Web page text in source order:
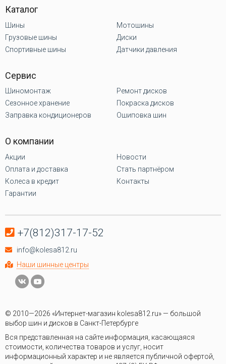
Каталог
Шины
Грузовые шины
Спортивные шины
Мотошины
Диски
Датчики давления
Сервис
Шиномонтаж
Сезонное хранение
Заправка кондиционеров
Ремонт дисков
Покраска дисков
Ошиповка шин
О компании
Акции
Оплата и доставка
Колеса в кредит
Гарантии
Новости
Стать партнёром
Контакты
+7(812)317-17-52
info@kolesa812.ru
Наши шинные центры
© 2010—2026 «Интернет-магазин kolesa812.ru» — большой
выбор шин и дисков в Санкт-Петербурге
Вся представленная на сайте информация, касающаяся
стоимости, количества товаров и услуг, носит
информационный характер и не является публичной офертой,